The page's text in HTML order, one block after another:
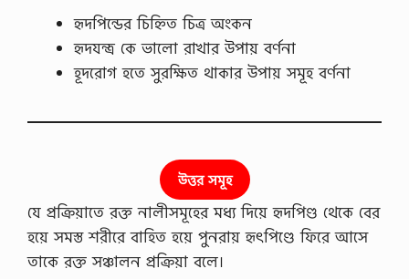
হৃদপিন্ডের চিহ্নিত চিত্র অংকন
হৃদযন্ত্র কে ভালো রাখার উপায় বর্ণনা
হূদরোগ হতে সুরক্ষিত থাকার উপায় সমূহ বর্ণনা
উত্তর সমূহ
যে প্রক্রিয়াতে রক্ত নালীসমূহের মধ্য দিয়ে হৃদপিণ্ড থেকে বের
হয়ে সমস্ত শরীরে বাহিত হয়ে পুনরায় হৃৎপিণ্ডে ফিরে আসে
তাকে রক্ত সঞ্চালন প্রক্রিয়া বলে।